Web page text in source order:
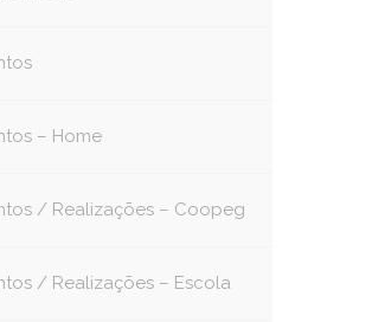
– Home
/ Realizações – Coopeg
/ Realizações – Escola